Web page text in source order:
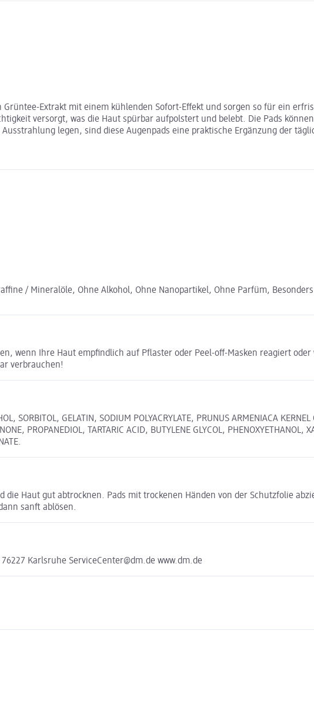
Grüntee-Extrakt mit einem kühlenden Sofort-Effekt und sorgen so für ein
versorgt, was die Haut spürbar aufpolstert und belebt. Die Pads
legen, sind diese Augenpads eine praktische Ergänzung der
/ Mineralöle, Ohne Alkohol, Ohne Nanopartikel, Ohne Parfüm,
wenn Ihre Haut empfindlich auf Pflaster oder Peel-off-Masken reagiert
verbrauchen!
SORBITOL, GELATIN, SODIUM POLYACRYLATE, PRUNUS ARMENIACA
PROPANEDIOL, TARTARIC ACID, BUTYLENE GLYCOL, PHENOXYETHANOL,
die Haut gut abtrocknen. Pads mit trockenen Händen von der Schutzfolie
sanft ablösen.
Karlsruhe ServiceCenter@dm.de www.dm.de